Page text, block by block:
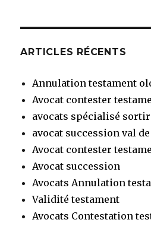
ARTICLES RÉCENTS
Annulation testament
Avocat contester
avocats spécialisé
avocat succession val
Avocat contester
Avocat succession
Avocats Annulation
Validité testament
Avocats Contestation